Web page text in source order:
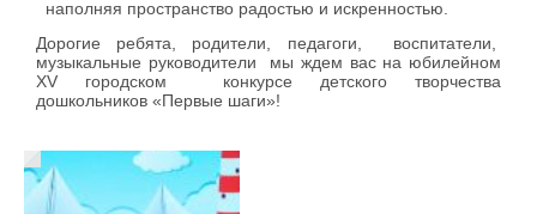
наполняя пространство радостью и искренностью.
Дорогие ребята, родители, педагоги, воспитатели,
музыкальные руководители мы ждем вас на юбилейном
XV городском конкурсе детского творчества
дошкольников «Первые шаги»!